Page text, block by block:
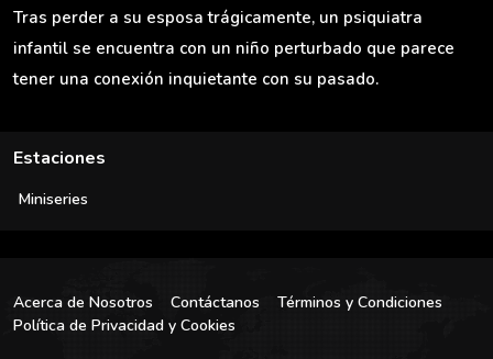
Tras perder a su esposa trágicamente, un psiquiatra
infantil se encuentra con un niño perturbado que parece
tener una conexión inquietante con su pasado.
Estaciones
Miniseries
Acerca de Nosotros Contáctanos
Términos y Condiciones
Política de Privacidad y Cookies